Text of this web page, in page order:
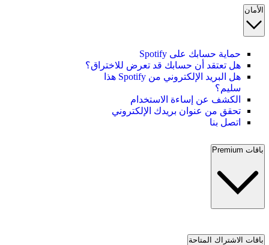
الأمان
حماية حسابك على Spotify
هل تعتقد أن حسابك قد تعرض للاختراق؟
هل البريد الإلكتروني من Spotify هذا
سليم؟
الكشف عن إساءة الاستخدام
تحقق من عنوان بريدك الإلكتروني
اتصل بنا
باقات Premium
باقات الاشتراك المتاحة